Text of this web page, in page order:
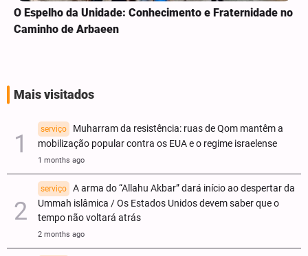
O Espelho da Unidade: Conhecimento e Fraternidade no
Caminho de Arbaeen
Mais visitados
serviço
Muharram da resistência: ruas de Qom mantêm a
mobilização popular contra os EUA e o regime israelense
1 months ago
serviço
A arma do “Allahu Akbar” dará início ao despertar da
Ummah islâmica / Os Estados Unidos devem saber que o
tempo não voltará atrás
2 months ago